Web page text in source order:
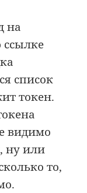
на
ссылке
список
токен.
видимо
ну или
то,